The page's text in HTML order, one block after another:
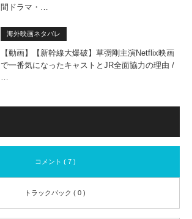
間ドラマ・…
海外映画ネタバレ
【動画】【新幹線大爆破】草彅剛主演Netflix映画
で一番気になったキャストとJR全面協力の理由 /
コメント ( 7 )
トラックバック ( 0 )